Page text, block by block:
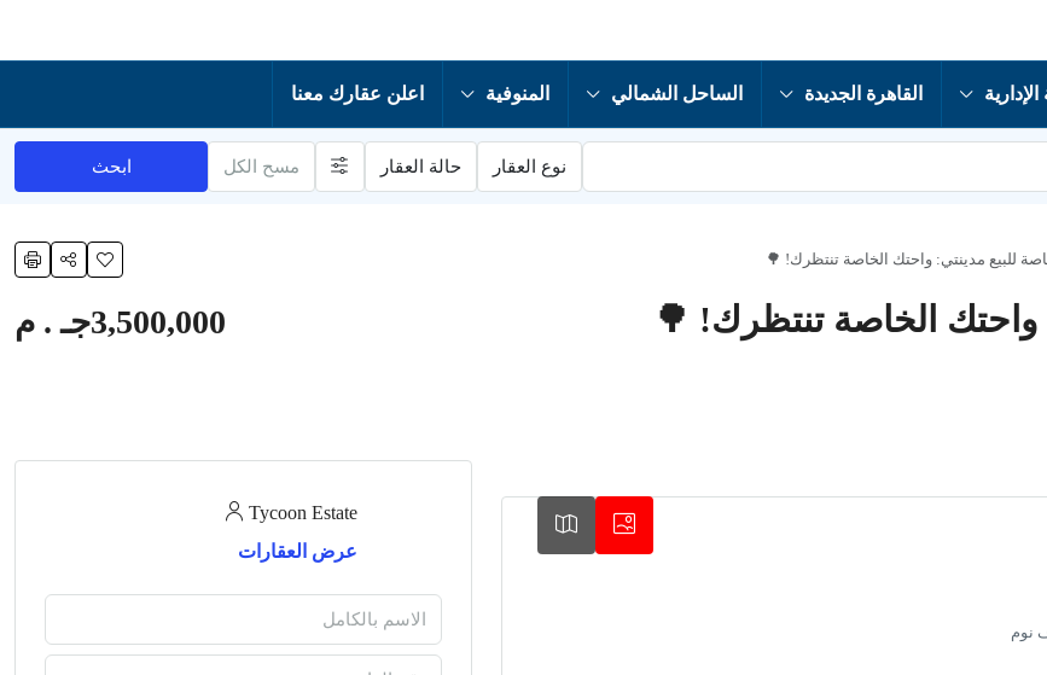
القاهرة الجديدة الساحل الشمالي المنوفية اعلن عقارك معنا
نوع العقار حالة العقار مسح الكل ابحث
للبيع مدينتي: واحتك الخاصة تنتظرك! 🌳
الخاصة تنتظرك! 🌳 3,500,000جـ . م
نوم
Tycoon Estate
عرض العقارات